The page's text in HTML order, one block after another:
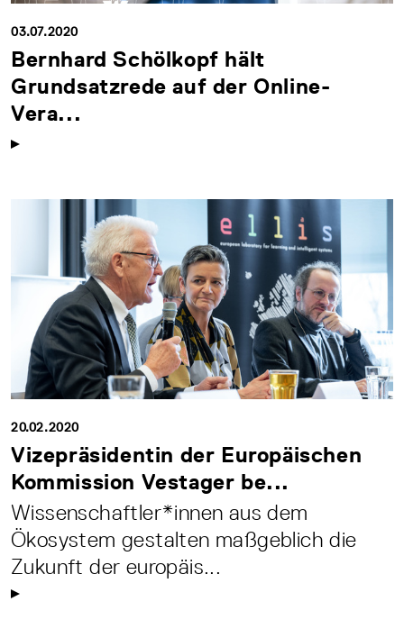
03.07.2020
Bernhard Schölkopf hält
Grundsatzrede auf der Online-
Vera...
20.02.2020
Vizepräsidentin der Europäischen
Kommission Vestager be...
Wissenschaftler*innen aus dem
Ökosystem gestalten maßgeblich die
Zukunft der europäis...